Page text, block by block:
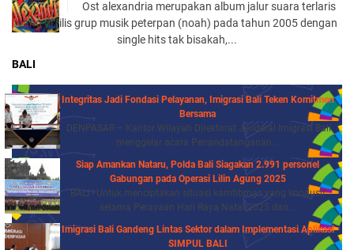
Ost alexandria merupakan album jalur suara terlaris
yang di rilis grup musik peterpan (noah) pada tahun 2005 dengan
single hits tak bisakah,...
BALI
Integritas Jadi Fondasi Pelayanan, Imigrasi Bali Teken Komitmen
Bersama
DENPASAR – Kantor Wilayah Direktorat Jenderal Imigrasi Bali
menggelar acara Penandatanganan...
Siap Amankan Nataru, Polda Bali Siagakan 2.991 personel
Gabungan pada Operasi Lilin Agung 2025
BALI - Untuk menciptakan situasi kamtibmas yang kondusif
selama Perayaan Hari Raya Natal 2025 dan...
Imigrasi Bali Gandeng Lintas Sektor dalam Implementasi Aplikasi
SIMPUL BALI